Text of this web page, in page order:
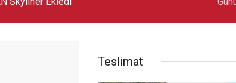
Teslimat